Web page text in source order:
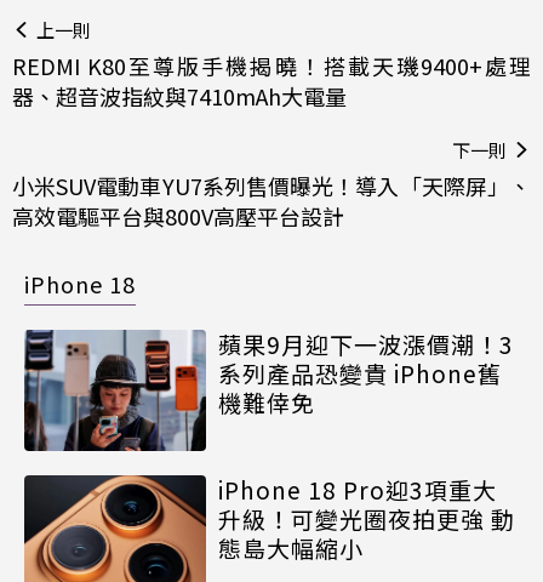
上一則
REDMI K80至尊版手機揭曉！搭載天璣9400+處理
器、超音波指紋與7410mAh大電量
下一則
小米SUV電動車YU7系列售價曝光！導入「天際屏」、
高效電驅平台與800V高壓平台設計
iPhone 18
蘋果9月迎下一波漲價潮！3
系列產品恐變貴 iPhone舊
機難倖免
iPhone 18 Pro迎3項重大
升級！可變光圈夜拍更強 動
態島大幅縮小